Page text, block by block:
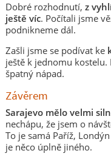
Dobré rozhodnutí, z
ještě víc. Počítali jsme
podnikneme dál.
Zašli jsme se podívat ke
ještě k jednomu kostelu.
špatný nápad.
Závěrem
Sarajevo mělo velmi
nechápu, že jsem o
To je samá Paříž,
je něco úplně jiného.